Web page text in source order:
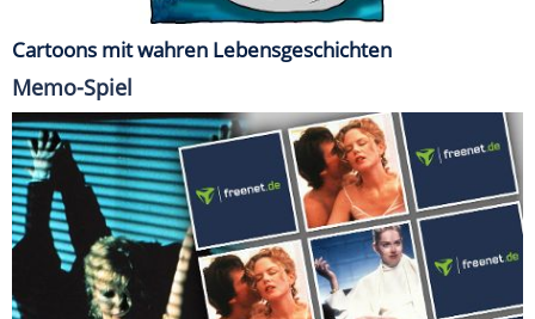
Cartoons mit wahren Lebensgeschichten
Memo-Spiel